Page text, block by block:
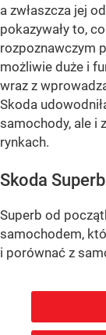
a zwłaszcza jej
pokazywały to,
rozpoznawczym
możliwie duże i
wraz z
Skoda
samochody, ale i
rynkach.
Skoda
Superb od
samochodem,
i porównać z